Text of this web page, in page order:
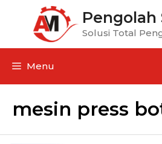
Pengolah
Solusi Total
Menu
mesin press